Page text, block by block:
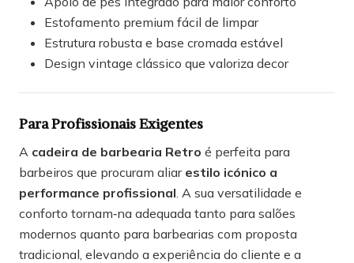
Estofamento premium fácil de limpar
Estrutura robusta e base cromada estável
Design vintage clássico que valoriza decor
Para Profissionais Exigentes
A cadeira de barbearia Retro é perfeita para
barbeiros que procuram aliar estilo icónico a
performance profissional . A sua versatilidade e
conforto tornam‑na adequada tanto para salões
modernos quanto para barbearias com proposta
tradicional, elevando a experiência do cliente e a